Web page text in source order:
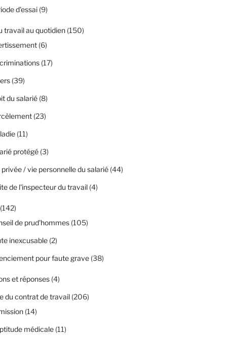
d'essai(9)
travail au quotidien(150)
(6)
(17)
(39)
du salarié(8)
(23)
(11)
protégé(3)
/ vie personnelle du salarié(44)
de l'inspecteur du travail(4)
de prud'hommes(105)
inexcusable(2)
pour faute grave(38)
et réponses(4)
du contrat de travail(206)
(14)
médicale(11)